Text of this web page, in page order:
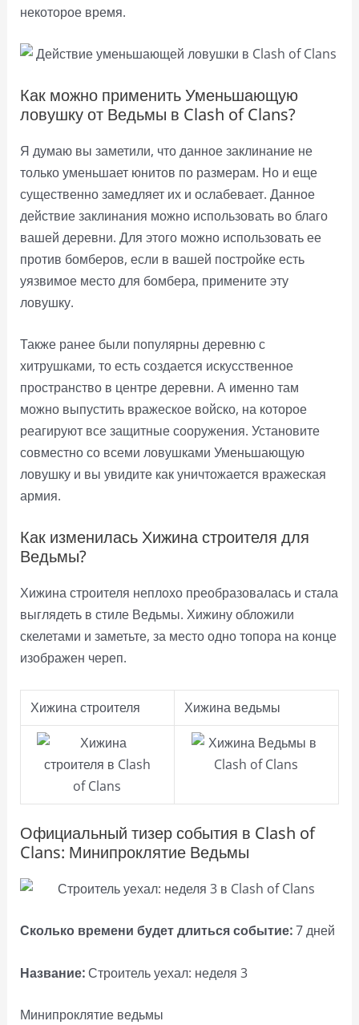
некоторое время.
Как можно применить Уменьшающую
ловушку от Ведьмы в Clash of Clans?
Я думаю вы заметили, что данное заклинание не
только уменьшает юнитов по размерам. Но и еще
существенно замедляет их и ослабевает. Данное
действие заклинания можно использовать во благо
вашей деревни. Для этого можно использовать ее
против бомберов, если в вашей постройке есть
уязвимое место для бомбера, примените эту
ловушку.
Также ранее были популярны деревню с
хитрушками, то есть создается искусственное
пространство в центре деревни. А именно там
можно выпустить вражеское войско, на которое
реагируют все защитные сооружения. Установите
совместно со всеми ловушками Уменьшающую
ловушку и вы увидите как уничтожается вражеская
армия.
Как изменилась Хижина строителя для
Ведьмы?
Хижина строителя неплохо преобразовалась и стала
выглядеть в стиле Ведьмы. Хижину обложили
скелетами и заметьте, за место одно топора на конце
изображен череп.
Хижина строителя Хижина ведьмы
Официальный тизер события в Clash of
Clans: Минипроклятие Ведьмы
Сколько времени будет длиться событие:7 дней
Название:Строитель уехал: неделя 3
Минипроклятие ведьмы